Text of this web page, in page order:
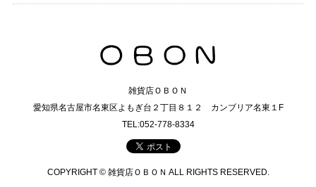
雑貨店ＯＢＯＮ
愛知県名古屋市名東区よもぎ台２丁目８１２ カンブリア名東１F
TEL:052-778-8334
COPYRIGHT © 雑貨店ＯＢＯＮ ALL RIGHTS RESERVED.